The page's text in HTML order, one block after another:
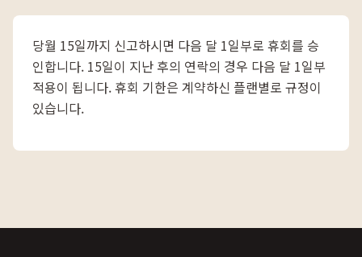
당월 15일까지 신고하시면 다음 달 1일부로 휴회를 승
인합니다. 15일이 지난 후의 연락의 경우 다음 달 1일부
적용이 됩니다. 휴회 기한은 계약하신 플랜별로 규정이
있습니다.